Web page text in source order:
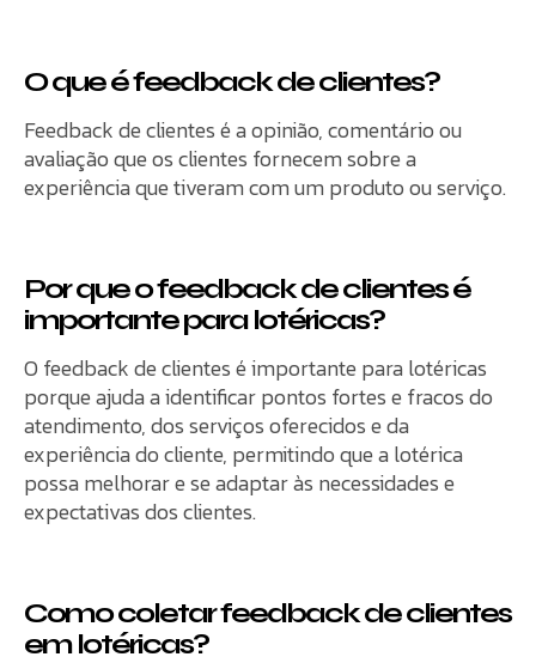
O que é feedback de clientes?
Feedback de clientes é a opinião, comentário ou
avaliação que os clientes fornecem sobre a
experiência que tiveram com um produto ou serviço.
Por que o feedback de clientes é
importante para lotéricas?
O feedback de clientes é importante para lotéricas
porque ajuda a identificar pontos fortes e fracos do
atendimento, dos serviços oferecidos e da
experiência do cliente, permitindo que a lotérica
possa melhorar e se adaptar às necessidades e
expectativas dos clientes.
Como coletar feedback de clientes
em lotéricas?